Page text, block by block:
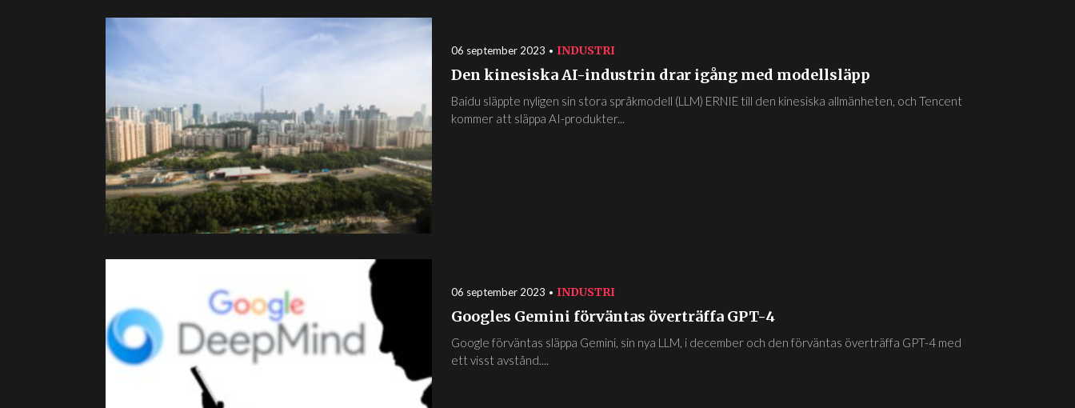
06 september 2023 INDUSTRI
Den kinesiska AI-industrin drar igång med modellsläpp
Baidu släppte nyligen sin stora språkmodell (LLM) ERNIE till den kinesiska allmänheten, och Tencent
kommer att släppa AI-produkter...
06 september 2023 INDUSTRI
Googles Gemini förväntas överträffa GPT-4
Google förväntas släppa Gemini, sin nya LLM, i december och den förväntas överträffa GPT-4 med
ett visst avstånd....